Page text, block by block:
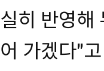
실히 반영해
어 가겠다"